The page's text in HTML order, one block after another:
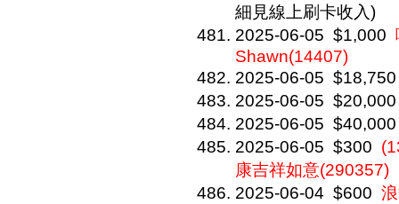
細見線上刷卡收入)
2025-06-05 $1,000
Shawn(14407)
2025-06-05 $18,750
2025-06-05 $20,000
2025-06-05 $40,000
2025-06-05 $300
康吉祥如意(290357)
2025-06-04 $600